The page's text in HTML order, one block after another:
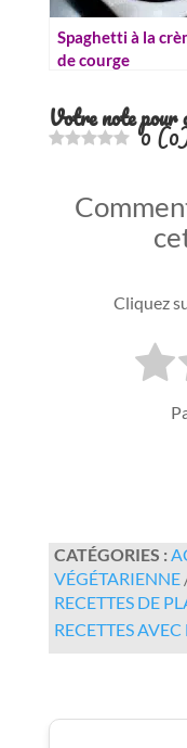
Spaghetti à la
de courge
Votre note pour
0 (0
Cliquez
CATÉGORIES :
VÉGÉTARIENNE
RECETTES DE
RECETTES